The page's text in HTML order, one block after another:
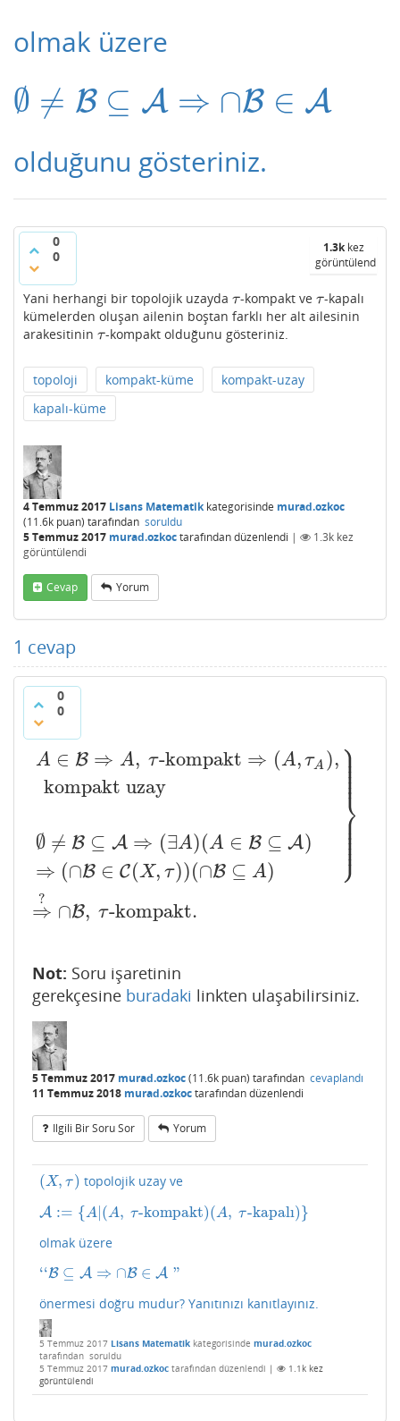
olmak üzere
∅ ≠ B ⊆ A ⇒ ∩B ∈ A
∅ ≠B ⊆A ⇒∩ B∈A
olduğunu gösteriniz.
0
0
1.3kkez
görüntülendi
Yani herhangi bir topolojik uzayda τ
τ-kompakt ve τ
τ-kapalı
kümelerden oluşan ailenin boştan farklı her alt ailesinin
arakesitinin τ
τ-kompakt olduğunu gösteriniz.
topoloji kompakt-küme
kompakt-uzay
kapalı-küme
4 Temmuz 2017 Lisans Matematikkategorisinde murad.ozkoc
(11.6k puan) tarafından soruldu
5 Temmuz 2017 murad.ozkoctarafındandüzenlendi | 1.3k kez
görüntülendi
Cevap Yorum
1 cevap
0
0
A ∈ B ⇒ A, τ-kompakt ⇒ (A, τA ),
kompakt uzay
∅ ≠ B ⊆ A ⇒ (∃A)(A ∈ B ⊆ A)
⇒ (∩B ∈ C(X, τ))(∩B ⊆ A)
⎫
⎭
⎬
⎪
⎪⎪⎪⎪⎪
⎪
⎪
⎪⎪⎪
⎪
⇒
?
∩B, τ-kompakt.
∅
Not: Soru işaretinin
gerekçesine buradaki linkten ulaşabilirsiniz.
5 Temmuz 2017 murad.ozkoc(11.6k puan) tarafından cevaplandı
11 Temmuz 2018 murad.ozkoctarafındandüzenlendi
Ilgili Bir Soru Sor Yorum
(X, τ)
(X,τ) topolojik uzay ve
A := {A|(A, τ-kompakt)(A, τ-kapalı)}
A:={ A|(A τ-kompakt)(A, τ-kapalı)}
olmak üzere
‘‘B ⊆ A ⇒ ∩B ∈ A "
‘‘B⊆A⇒∩B∈ A"
önermesi doğru mudur? Yanıtınızı kanıtlayınız.
5 Temmuz 2017 Lisans Matematik kategorisinde murad.ozkoc
tarafından soruldu
5 Temmuz 2017 murad.ozkoc tarafından düzenlendi | 1.1k kez
görüntülendi